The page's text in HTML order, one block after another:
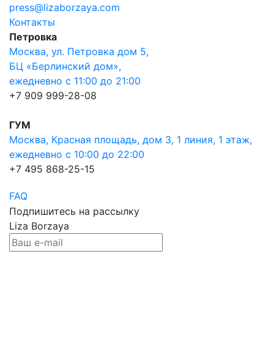
press@lizaborzaya.com
Контакты
Петровка
Москва, ул. Петровка дом 5,
БЦ «Берлинский дом»,
ежедневно с 11:00 до 21:00
+7 909 999-28-08
ГУМ
Москва, Красная площадь, дом 3, 1 линия, 1 этаж,
ежедневно с 10:00 до 22:00
+7 495 868-25-15
FAQ
Подпишитесь на рассылку
Liza Borzaya